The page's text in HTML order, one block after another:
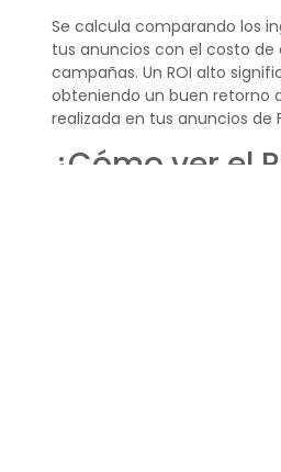
Se calcula comparando los
tus anuncios con el costo de
campañas. Un ROI alto
obteniendo un buen retorno
realizada en tus anuncios de
¿Cómo ver el